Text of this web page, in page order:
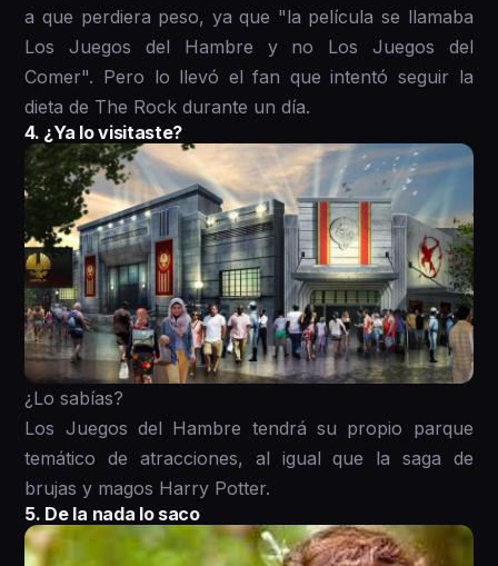
a que perdiera peso, ya que "la película se llamaba
Los Juegos del Hambre y no Los Juegos del
Comer". Pero lo llevó el fan que intentó seguir la
dieta de The Rock durante un día.
4. ¿Ya lo visitaste?
¿Lo sabías?
Los Juegos del Hambre tendrá su propio parque
temático de atracciones, al igual que la saga de
brujas y magos Harry Potter.
5. De la nada lo saco